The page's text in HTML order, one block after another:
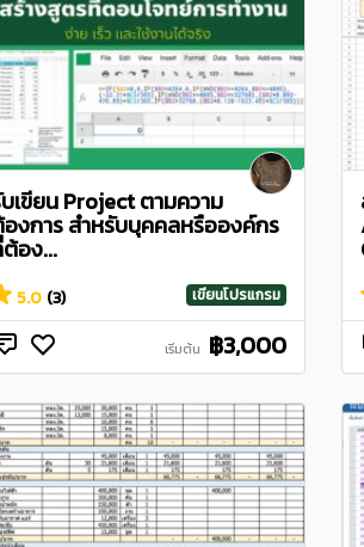
เขียน Project ตามความ
งการ สำหรับบุคคลหรือองค์กร
อง...
5.0 (3) เขียนโปรแกรม
เริ่มต้น ฿3,000